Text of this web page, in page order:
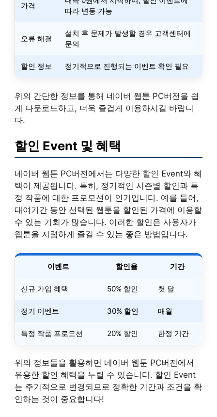
가격
따라 변동 가능
오류 해결
설치 후 문제가 발생할 경우 고객센터에
문의
할인 정보 정기적으로 진행되는 이벤트 확인 필요
위의 간단한 정보를 통해 네이버 웹툰 PC버전을 쉽
게 다운로드하고, 더욱 즐겁게 이용하시길 바랍니
다.
할인 Event 및 혜택
네이버 웹툰 PC버전에서는 다양한 할인 Event와 혜
택이 제공됩니다. 특히, 정기적인 시즌별 할인과 특
정 작품에 대한 프로모션이 인기입니다. 예를 들어,
대여기간 동안 선택된 웹툰을 할인된 가격에 이용할
수 있는 기회가 많습니다. 이러한 할인은 사용자가
웹툰을 저렴하게 즐길 수 있는 좋은 방법입니다.
이벤트 할인율 기간
신규 가입 혜택 50% 할인 첫 달
정기 이벤트 30% 할인 매월
특정 작품 프로모션 20% 할인 한정 기간
위의 정보들을 활용하면 네이버 웹툰 PC버전에서
유용한 할인 혜택을 누릴 수 있습니다. 할인 Event
는 주기적으로 변경되므로 정확한 기간과 조건을 확
인하는 것이 중요합니다!